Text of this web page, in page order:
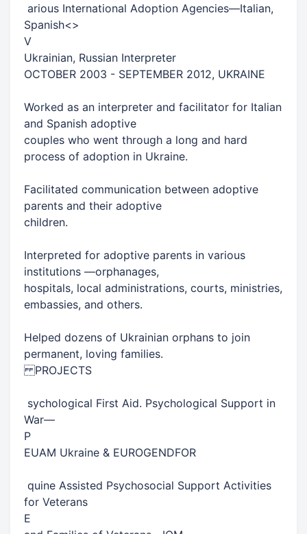
​ arious International Adoption Agencies​​—​​Italian,​​
Spanish<>​
V
​Ukrainian, Russian Interpreter​
​OCTOBER 2003 - SEPTEMBER 2012, UKRAINE​
​Worked as an interpreter and facilitator for Italian
and Spanish adoptive​
​couples who went through a long and hard
process of adoption in Ukraine.​
​Facilitated communication between adoptive
parents and their adoptive​
​children.​
​Interpreted for adoptive parents in various
institutions —orphanages,​
​hospitals, local administrations, courts, ministries,
embassies, and others.​
​Helped dozens of Ukrainian orphans to join
permanent, loving families.​
​PROJECTS​
​ sychological First Aid. Psychological Support in
War​​—​
P
​EUAM Ukraine & EUROGENDFOR​
​ quine Assisted Psychosocial Support Activities
for Veterans​
E